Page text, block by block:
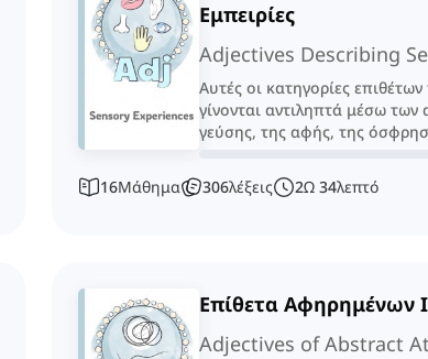
Εμπειρίες
Adjectives Describing
Αυτές οι κατηγορίες
γίνονται αντιληπτά μέσω
γεύσης, της αφής, της
16Μάθημα 306λέξεις 2Ω 34λεπτό
Επίθετα Αφηρημένων
Adjectives of Abstract